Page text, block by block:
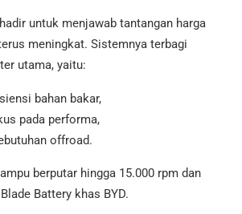
untuk menjawab tantangan harga
meningkat. Sistemnya terbagi
utama, yaitu:
bahan bakar,
pada performa,
offroad.
berputar hingga 15.000 rpm dan
Battery khas BYD.